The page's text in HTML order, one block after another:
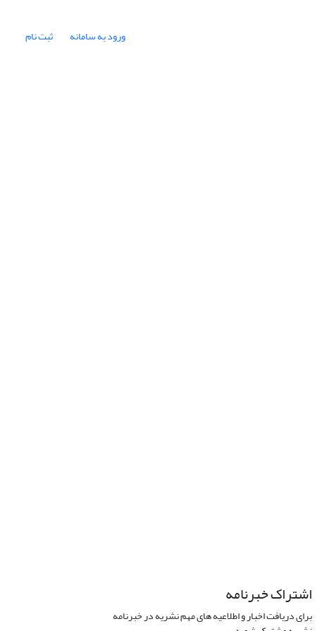
ورود به سامانه ثبت نام
اشتراک خبرنامه
برای دریافت اخبار و اطلاعیه های مهم نشریه در خبرنامه